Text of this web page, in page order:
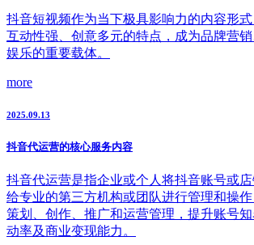
抖音短视频作为当下极具影响力的内容形式
互动性强、创意多元的特点，成为品牌营
娱乐的重要载体。
more
2025.09.13
抖音代运营的核心服务内容
抖音代运营是指企业或个人将抖音账号或
给专业的第三方机构或团队进行管理和操
策划、创作、推广和运营管理，提升账号
动率及商业变现能力。